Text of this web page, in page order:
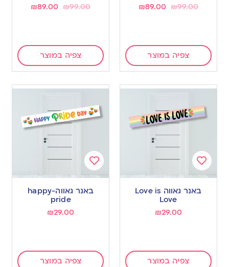
₪99.00
₪89.00
צפיה במוצר
₪99.00
₪89.00
צפיה במוצר
Add
wishlist
באנר גאווה Love is
Love
₪29.00
צפיה במוצר
Add
wishlist
באנר גאווה-happy
pride
₪29.00
צפיה במוצר